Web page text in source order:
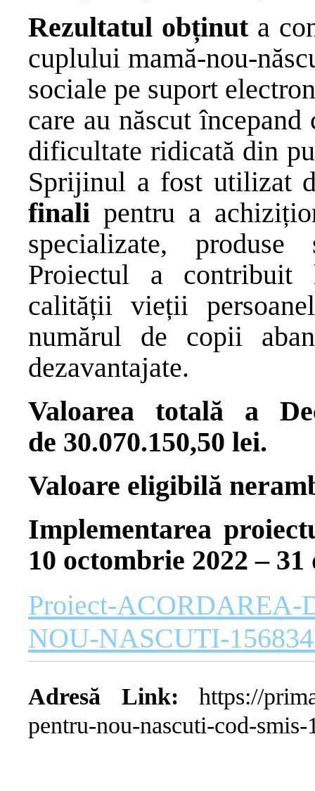
Rezultatul obținut a
cuplului mamă-nou-
sociale pe suport
care au născut
dificultate ridicată din
Sprijinul a fost utilizat
finali pentru a
specializate,
Proiectul a contribuit
calității vieții
numărul de copii
dezavantajate.
Valoarea totală a
de 30.070.150,50 lei.
Valoare eligibilă
Implementarea
10 octombrie 2022 –
Proiect-ACORDAREA-
NOU-NASCUTI-156834
Adresă Link: https://
pentru-nou-nascuti-cod-smis-